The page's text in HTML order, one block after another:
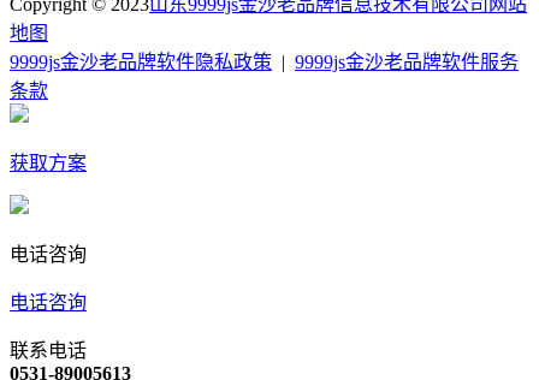
Copyright © 2023山东9999js金沙老品牌信息技术有限公司 网站
地图
9999js金沙老品牌软件隐私政策
9999js金沙老品牌软件服务
条款
获取方案
电话咨询
电话咨询
联系电话
0531-89005613